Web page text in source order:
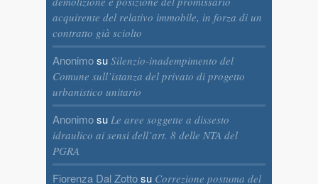
acquirente del relativo immobile, in forza di un
contratto già sciolto
Anonimosu Silenzio-inadempimento del
Comune sull’istanza del privato di progetto
urbanistico unitario
Anonimosu Le aree soggette a dissesto
idraulico ai sensi dell’art. 8 delle NTA del
PGRA
Fiorenza Dal Zottosu Correzione postuma del